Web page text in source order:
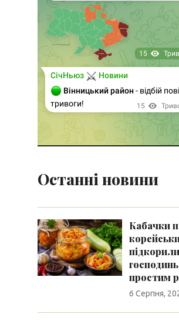
Останні новини
Кабачки
підкорили
господинь
простим
6 Серпня,